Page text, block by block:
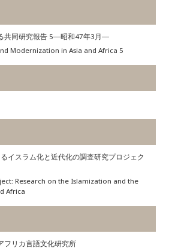
共同研究報告 5―昭和47年3月―
Modernization in Asia and Africa 5
イスラム化と近代化の調査研究プロジェク
Research on the Islamization and the
Africa
フリカ言語文化研究所